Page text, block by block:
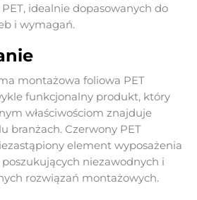
idealnie dopasowanych do
i wymagań.
montażowa foliowa PET
funkcjonalny produkt, który
właściwościom znajduje
branżach. Czerwony PET
element wyposażenia
niezawodnych i
rozwiązań montażowych.